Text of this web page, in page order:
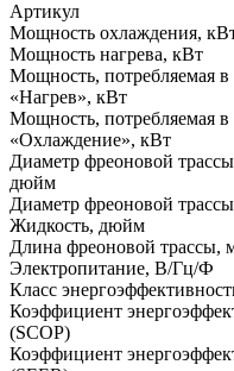
Артикул
Мощность охлаждения,
Мощность нагрева, кВт
Мощность, потребляемая
«Нагрев», кВт
Мощность, потребляемая
«Охлаждение», кВт
Диаметр фреоновой
дюйм
Диаметр фреоновой
Жидкость, дюйм
Длина фреоновой трассы,
Электропитание, В/Гц/Ф
Класс
Коэффициент
(SCOP)
Коэффициент